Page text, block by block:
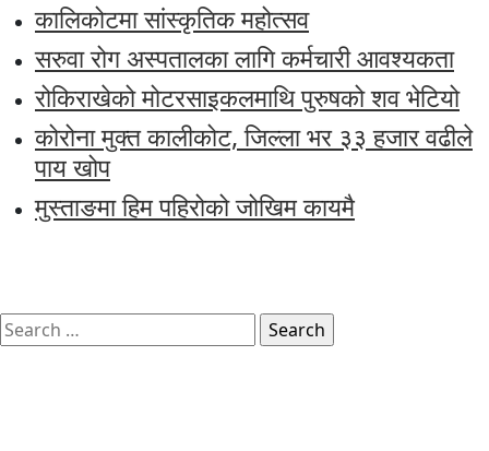
कालिकोटमा सांस्कृतिक महोत्सव
सरुवा रोग अस्पतालका लागि कर्मचारी आवश्यकता
रोकिराखेको मोटरसाइकलमाथि पुरुषको शव भेटियो
कोरोना मुक्त कालीकोट, जिल्ला भर ३३ हजार वढीले
पाय खोप
मुस्ताङमा हिम पहिरोको जोखिम कायमै
Search
for: